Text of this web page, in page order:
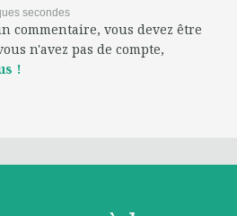
secondes
commentaire, vous devez être
n'avez pas de compte,
!